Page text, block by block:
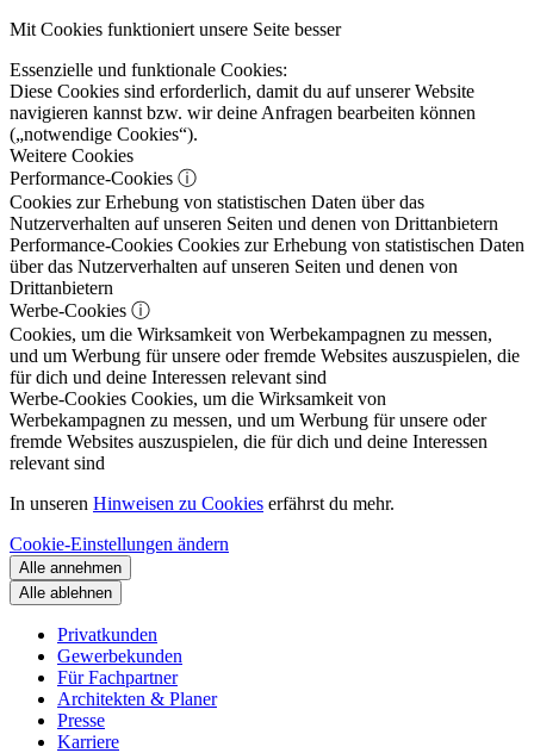
Mit Cookies funktioniert unsere Seite besser
Essenzielle und funktionale Cookies:
Diese Cookies sind erforderlich, damit du auf unserer Website
navigieren kannst bzw. wir deine Anfragen bearbeiten können
(„notwendige Cookies“).
Weitere Cookies
Performance-Cookies ⓘ
Cookies zur Erhebung von statistischen Daten über das
Nutzerverhalten auf unseren Seiten und denen von Drittanbietern
Performance-Cookies Cookies zur Erhebung von statistischen Daten
über das Nutzerverhalten auf unseren Seiten und denen von
Drittanbietern
Werbe-Cookies ⓘ
Cookies, um die Wirksamkeit von Werbekampagnen zu messen,
und um Werbung für unsere oder fremde Websites auszuspielen, die
für dich und deine Interessen relevant sind
Werbe-Cookies Cookies, um die Wirksamkeit von
Werbekampagnen zu messen, und um Werbung für unsere oder
fremde Websites auszuspielen, die für dich und deine Interessen
relevant sind
In unseren Hinweisen zu Cookies erfährst du mehr.
Cookie-Einstellungen ändern
Alle annehmen
Alle ablehnen
Privatkunden
Gewerbekunden
Für Fachpartner
Architekten & Planer
Presse
Karriere